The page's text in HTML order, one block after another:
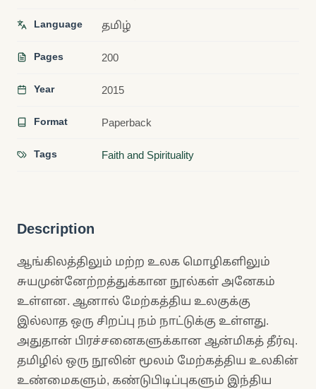
Language தமிழ்
Pages 200
Year 2015
Format Paperback
Tags Faith and Spirituality
Description
ஆங்கிலத்திலும் மற்ற உலக மொழிகளிலும்
சுயமுன்னேற்றத்துக்கான நூல்கள் அனேகம்
உள்ளன. ஆனால் மேற்கத்திய உலகுக்கு
இல்லாத ஒரு சிறப்பு நம் நாட்டுக்கு உள்ளது.
அதுதான் பிரச்சனைகளுக்கான ஆன்மிகத் தீர்வு.
தமிழில் ஒரு நூலின் மூலம் மேற்கத்திய உலகின்
உண்மைகளும், கண்டுபிடிப்புகளும் இந்திய